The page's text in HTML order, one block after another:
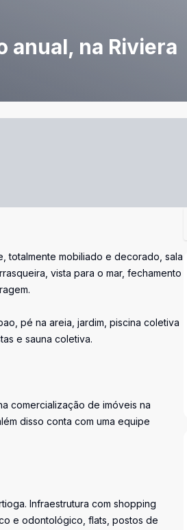
anual, na Riviera
totalmente mobiliado e decorado, sala
vista para o mar, fechamento
pé na areia, jardim, piscina coletiva
e sauna coletiva.
comercialização de imóveis na
disso conta com uma equipe
Infraestrutura com shopping
e odontológico, flats, postos de